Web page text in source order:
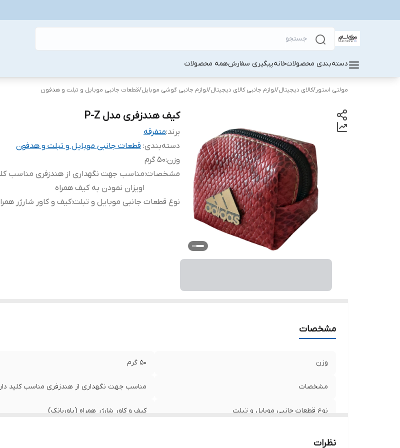
دسته‌بندی محصولاتخانهپیگیری سفارشهمه محصولات
مولتی استور/کالای دیجیتال/لوازم جانبی کالای دیجیتال/لوازم جانبی گوشی موبایل/قطعات جانبی موبایل و تبلت و هدفون
کیف هندزفری مدل P-Z
برند:متفرقه
دسته‌بندی: قطعات جانبی موبایل و تبلت و هدفون
وزن:50 گرم
مشخصات:مناسب جهت نگهداری از هندزفری مناسب
اویزان نمودن به کیف همراه
نوع قطعات جانبی موبایل و تبلت:کیف و کاور شارژر
مشخصات
وزن 50 گرم
مشخصات مناسب جهت نگهداری از هندزفری مناسب کلید
نوع قطعات جانبی موبایل و تبلت کیف و کاور شارژر همراه (پاوربانک)
نظرات